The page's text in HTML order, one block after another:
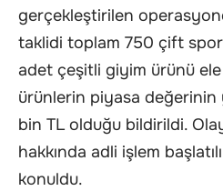
gerçekleştirilen
taklidi toplam 750 çift
adet çeşitli giyim ürünü
ürünlerin piyasa değerinin
bin TL olduğu bildirildi.
hakkında adli işlem
konuldu.